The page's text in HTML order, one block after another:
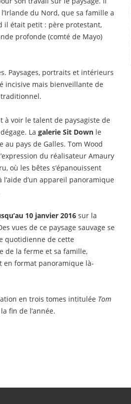
du Nord, que sa famille a
il était petit : père protestant,
profonde (comté de Mayo)
Paysages, portraits et intérieurs
incisive mais bienveillante de
traditionnel.
à voir le talent de paysagiste de
La galerie Sit Down le
au pays de Galles. Tom Wood
du réalisateur Amaury
où les bêtes s’épanouissent
d’un appareil panoramique
10 janvier 2016 sur la
vues de ce paysage sauvage se
quotidienne de cette
de la ferme et sa famille,
en format panoramique là-
en trois tomes intitulée Tom
fin de l’année.